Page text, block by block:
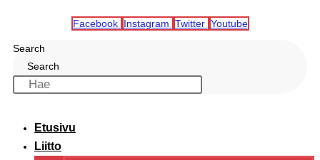
Facebook Instagram Twitter Youtube
Search
Search
Etusivu
Liitto